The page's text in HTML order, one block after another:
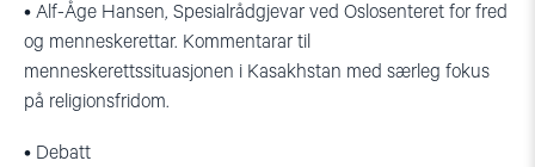
• Alf-Åge Hansen, Spesialrådgjevar ved Oslosenteret for fred
og menneskerettar. Kommentarar til
menneskerettssituasjonen i Kasakhstan med særleg fokus
på religionsfridom.
• Debatt